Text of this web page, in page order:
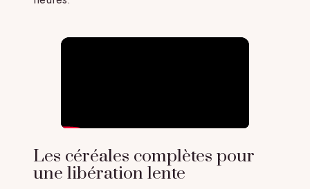
Les céréales complètes pour
une libération lente